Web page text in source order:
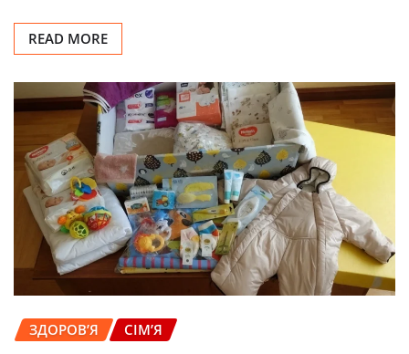
READ MORE
ЗДОРОВ’Я СІМ’Я